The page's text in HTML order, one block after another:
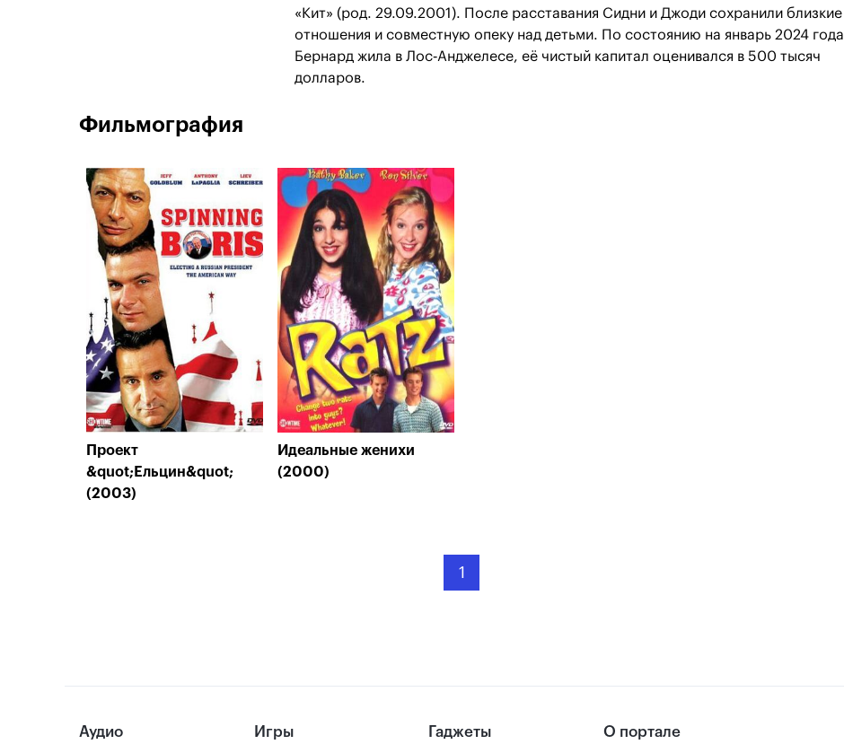
«Кит» (род. 29.09.2001). После расставания Сидни и Джоди сохранили близкие
отношения и совместную опеку над детьми. По состоянию на январь 2024 года
Бернард жила в Лос‑Анджелесе, её чистый капитал оценивался в 500 тысяч
долларов.
Фильмография
Проект
&quot;Ельцин&quot;
(2003)
Идеальные женихи
(2000)
1
Аудио Игры Гаджеты О портале